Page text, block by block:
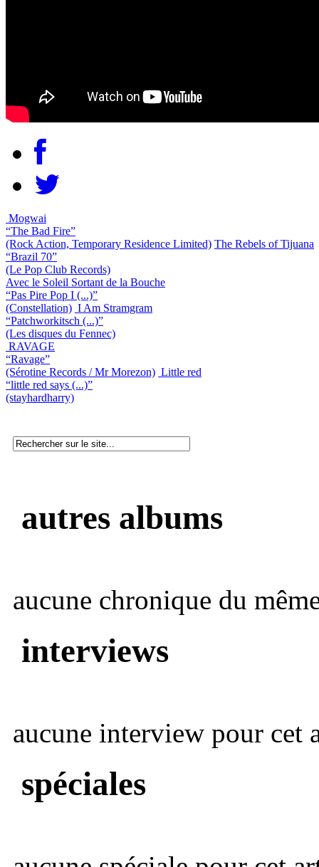
Mogwai
“The Bad Fire”
(Rock Action, Temporary Residence Limited) The Rebels of Tijuana
“Brazil 70”
(Le Pop Club Records)
Avec le Soleil Sortant de la Bouche
“Pas Pire Pop I (...)”
(Constellation) I Am Stramgram
“Patchworkitsch (...)”
(Les disques du Fennec)
RAVAGE
“Ravage”
(Sérotine Records / Mr Morezon) Little red
“little red says (...)”
(stayhardharry)
autres albums
aucune chronique du
interviews
aucune interview pour cet
spéciales